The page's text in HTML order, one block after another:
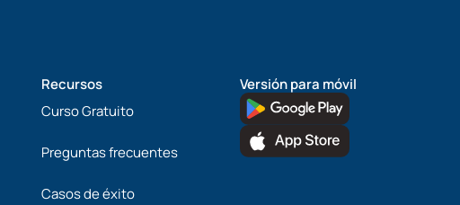
Recursos
Curso Gratuito
Preguntas frecuentes
Casos de éxito
Versión para móvil